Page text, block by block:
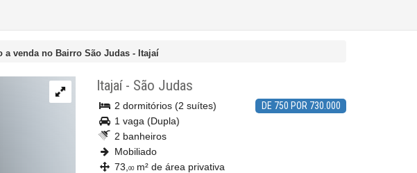
a venda no Bairro São Judas - Itajaí
Itajaí- São Judas
DE 750 POR 730.000
2 dormitórios (2 suítes)
1 vaga (Dupla)
2 banheiros
Mobiliado
73, 00m² de área privativa